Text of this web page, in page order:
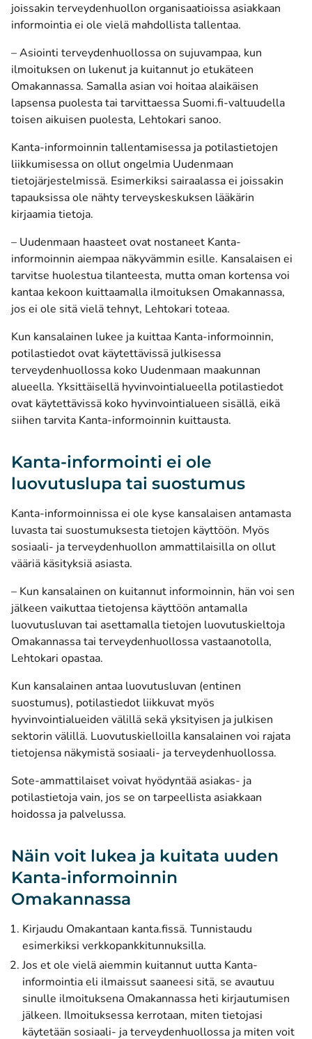
joissakin terveydenhuollon organisaatioissa asiakkaan
informointia ei ole vielä mahdollista tallentaa.
– Asiointi terveydenhuollossa on sujuvampaa, kun
ilmoituksen on lukenut ja kuitannut jo etukäteen
Omakannassa. Samalla asian voi hoitaa alaikäisen
lapsensa puolesta tai tarvittaessaSuomi.fi-valtuudella
toisen aikuisen puolesta, Lehtokari sanoo.
Kanta-informoinnin tallentamisessa ja potilastietojen
liikkumisessa on ollut ongelmia Uudenmaan
tietojärjestelmissä. Esimerkiksi sairaalassa ei joissakin
tapauksissa ole nähty terveyskeskuksen lääkärin
kirjaamia tietoja.
– Uudenmaan haasteet ovat nostaneet Kanta-
informoinnin aiempaa näkyvämmin esille. Kansalaisen ei
tarvitse huolestua tilanteesta, mutta oman kortensa voi
kantaa kekoon kuittaamalla ilmoituksen Omakannassa,
jos ei ole sitä vielä tehnyt, Lehtokari toteaa.
Kun kansalainen lukee ja kuittaa Kanta-informoinnin,
potilastiedot ovat käytettävissä julkisessa
terveydenhuollossa koko Uudenmaan maakunnan
alueella. Yksittäisellä hyvinvointialueella potilastiedot
ovat käytettävissä koko hyvinvointialueen sisällä, eikä
siihen tarvita Kanta-informoinnin kuittausta.
Kanta-informointi ei ole
luovutuslupa tai suostumus
Kanta-informoinnissa ei ole kyse kansalaisen antamasta
luvasta tai suostumuksesta tietojen käyttöön. Myös
sosiaali- ja terveydenhuollon ammattilaisilla on ollut
vääriä käsityksiä asiasta.
– Kun kansalainen on kuitannut informoinnin, hän voi sen
jälkeen vaikuttaa tietojensa käyttöön antamalla
luovutusluvan tai asettamalla tietojen luovutuskieltoja
Omakannassa tai terveydenhuollossa vastaanotolla,
Lehtokari opastaa.
Kun kansalainen antaa luovutusluvan (entinen
suostumus), potilastiedot liikkuvat myös
hyvinvointialueiden välillä sekä yksityisen ja julkisen
sektorin välillä. Luovutuskielloilla kansalainen voi rajata
tietojensa näkymistä sosiaali- ja terveydenhuollossa.
Sote-ammattilaiset voivat hyödyntää asiakas- ja
potilastietoja vain, jos se on tarpeellista asiakkaan
hoidossa ja palvelussa.
Näin voit lukea ja kuitata uuden
Kanta-informoinnin
Omakannassa
Kirjaudu Omakantaan kanta.fissä. Tunnistaudu
esimerkiksi verkkopankkitunnuksilla.
Jos et ole vielä aiemmin kuitannut uutta Kanta-
informointia eli ilmaissut saaneesi sitä, se avautuu
sinulle ilmoituksena Omakannassa heti kirjautumisen
jälkeen. Ilmoituksessa kerrotaan, miten tietojasi
käytetään sosiaali- ja terveydenhuollossa ja miten voit